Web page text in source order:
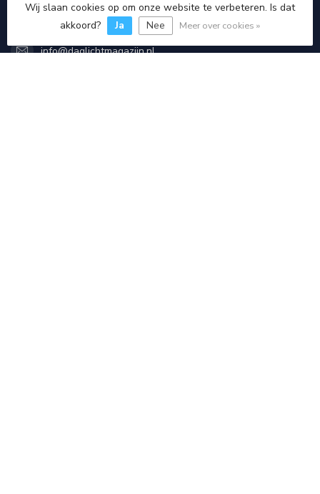
033 - 555 6 999
info@daglichtmagazijn.nl
Wij slaan cookies op om onze website te verbeteren. Is dat
akkoord?
Ja Nee Meer over cookies »